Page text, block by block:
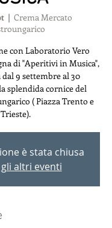
  |
Crema Mercato
con Laboratorio Vero
di "Aperitivi in Musica",
9 settembre al 30
splendida cornice del
( Piazza Trento e
Trieste).
è stata chiusa
altri eventi